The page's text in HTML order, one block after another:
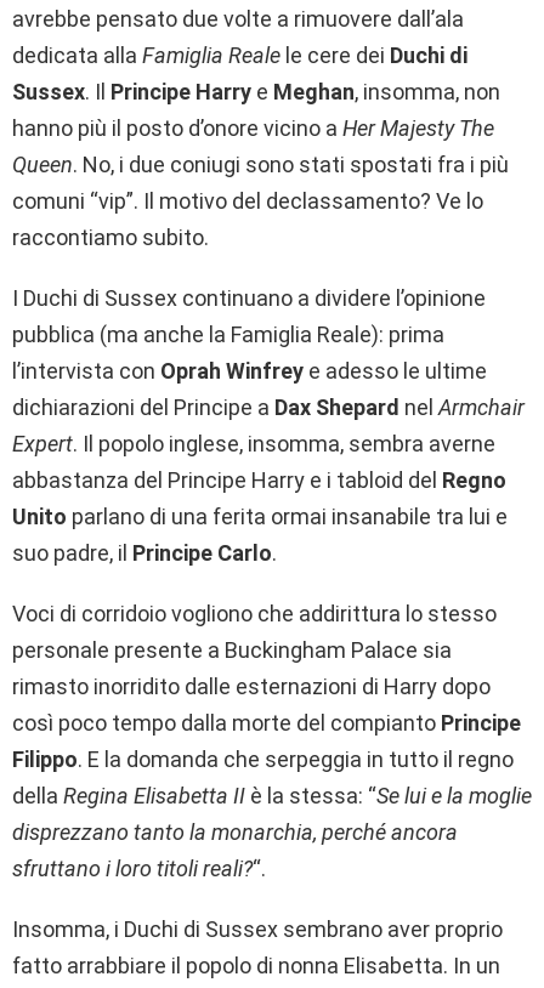
avrebbe pensato due volte a rimuovere dall’ala
dedicata alla Famiglia Reale le cere dei Duchi di
Sussex. Il Principe Harry e Meghan, insomma, non
hanno più il posto d’onore vicino a Her Majesty The
Queen. No, i due coniugi sono stati spostati fra i più
comuni “vip”. Il motivo del declassamento? Ve lo
raccontiamo subito.
I Duchi di Sussex continuano a dividere l’opinione
pubblica (ma anche la Famiglia Reale): prima
l’intervista con Oprah Winfrey e adesso le ultime
dichiarazioni del Principe a Dax Shepard nel Armchair
Expert. Il popolo inglese, insomma, sembra averne
abbastanza del Principe Harry e i tabloid del Regno
Unito parlano di una ferita ormai insanabile tra lui e
suo padre, il Principe Carlo.
Voci di corridoio vogliono che addirittura lo stesso
personale presente a Buckingham Palace sia
rimasto inorridito dalle esternazioni di Harry dopo
così poco tempo dalla morte del compianto Principe
Filippo. E la domanda che serpeggia in tutto il regno
della Regina Elisabetta II è la stessa: “Se lui e la moglie
disprezzano tanto la monarchia, perché ancora
sfruttano i loro titoli reali?“.
Insomma, i Duchi di Sussex sembrano aver proprio
fatto arrabbiare il popolo di nonna Elisabetta. In un